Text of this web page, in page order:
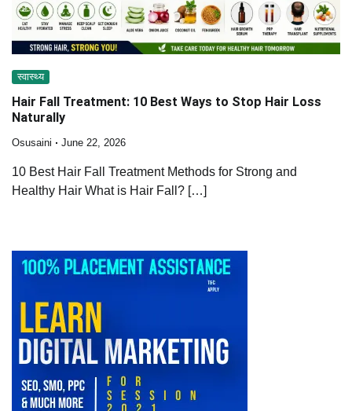
स्वास्थ्य
Hair Fall Treatment: 10 Best Ways to Stop Hair Loss
Naturally
Osusaini June 22, 2026
10 Best Hair Fall Treatment Methods for Strong and
Healthy Hair What is Hair Fall? […]